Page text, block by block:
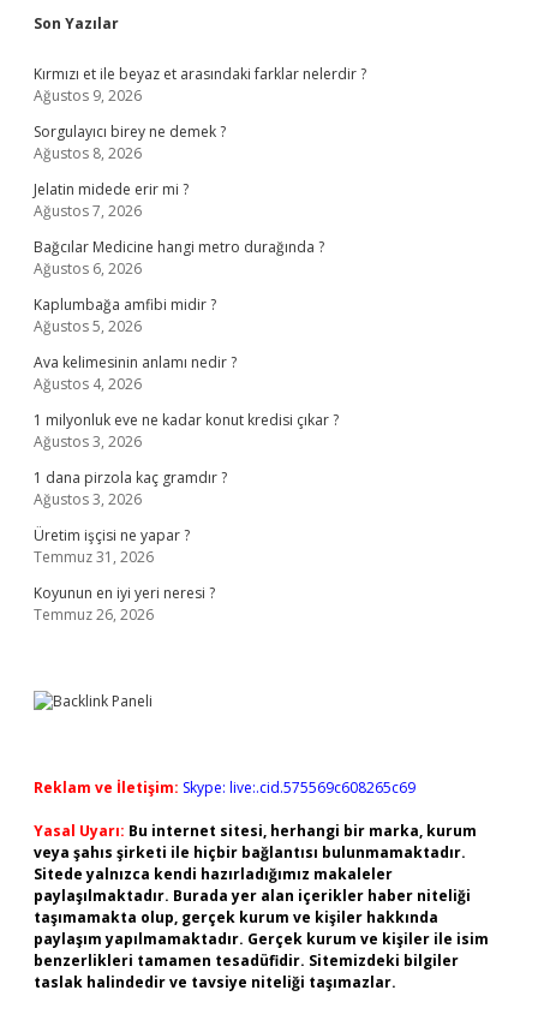
Sidebar
Son Yazılar
Kırmızı et ile beyaz et arasındaki farklar nelerdir ?
Ağustos 9, 2026
Sorgulayıcı birey ne demek ?
Ağustos 8, 2026
Jelatin midede erir mi ?
Ağustos 7, 2026
Bağcılar Medicine hangi metro durağında ?
Ağustos 6, 2026
Kaplumbağa amfibi midir ?
Ağustos 5, 2026
Ava kelimesinin anlamı nedir ?
Ağustos 4, 2026
1 milyonluk eve ne kadar konut kredisi çıkar ?
Ağustos 3, 2026
1 dana pirzola kaç gramdır ?
Ağustos 3, 2026
Üretim işçisi ne yapar ?
Temmuz 31, 2026
Koyunun en iyi yeri neresi ?
Temmuz 26, 2026
Reklam ve İletişim: Skype: live:.cid.575569c608265c69
Yasal Uyarı: Bu internet sitesi, herhangi bir marka, kurum
veya şahıs şirketi ile hiçbir bağlantısı bulunmamaktadır.
Sitede yalnızca kendi hazırladığımız makaleler
paylaşılmaktadır. Burada yer alan içerikler haber niteliği
taşımamakta olup, gerçek kurum ve kişiler hakkında
paylaşım yapılmamaktadır. Gerçek kurum ve kişiler ile isim
benzerlikleri tamamen tesadüfidir. Sitemizdeki bilgiler
taslak halindedir ve tavsiye niteliği taşımazlar.